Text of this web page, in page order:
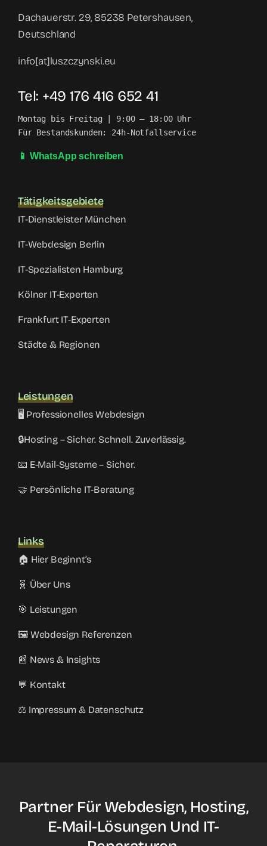
Dachauerstr. 29, 85238 Petershausen,
Deutschland
info[at]luszczynski.eu
Tel: +49 176 416 652 41
Montag bis Freitag | 9:00 – 18:00 Uhr
Für Bestandskunden: 24h-Notfallservice
📱 WhatsApp schreiben
Tätigkeitsgebiete
IT-Dienstleister München
IT-Webdesign Berlin
IT-Spezialisten Hamburg
Kölner IT-Experten
Frankfurt IT-Experten
Städte & Regionen
Leistungen
🖥️ Professionelles Webdesign
🔒Hosting – Sicher. Schnell. Zuverlässig.
📧 E-Mail-Systeme – Sicher.
🤝 Persönliche IT-Beratung
Links
🏠 Hier Beginnt’s
🧬 Über Uns
🎯 Leistungen
🖼️ Webdesign Referenzen
📰 News & Insights
💬 Kontakt
⚖️ Impressum & Datenschutz
Partner Für Webdesign, Hosting,
E-Mail-Lösungen Und IT-